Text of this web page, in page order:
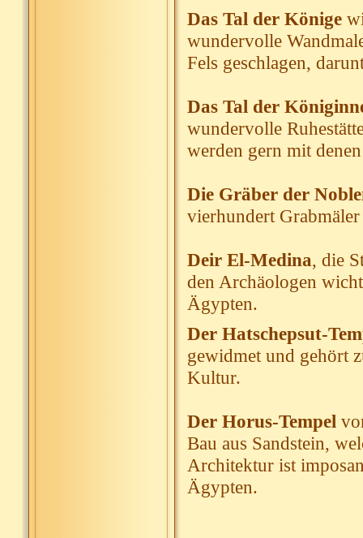
Das Tal der Könige
wundervolle
Fels geschlagen,
Das Tal der
wundervolle
werden gern mit
Die Gräber der
vierhundert
Deir El-Medina, die
den Archäologen
Ägypten.
Der Hatschepsut-
gewidmet und gehört
Kultur.
Der Horus-Tempel
Bau aus Sandstein,
Architektur ist
Ägypten.